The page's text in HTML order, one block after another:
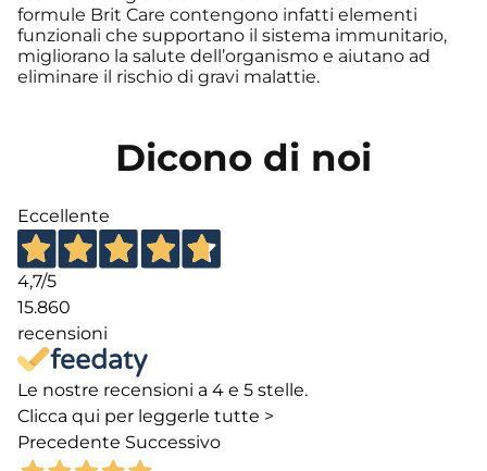
formule Brit Care contengono infatti elementi
funzionali che supportano il sistema immunitario,
migliorano la salute dell’organismo e aiutano ad
eliminare il rischio di gravi malattie.
Dicono di noi
Eccellente
4,7/5
15.860
recensioni
Le nostre recensioni a 4 e 5 stelle.
Clicca qui per leggerle tutte >
Precedente Successivo